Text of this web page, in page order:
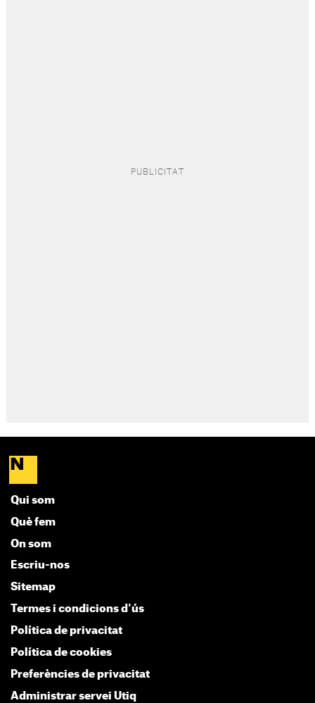
Qui som
Què fem
On som
Escriu-nos
Sitemap
Termes i condicions d'ús
Política de privacitat
Política de cookies
Preferències de privacitat
Administrar servei Utiq